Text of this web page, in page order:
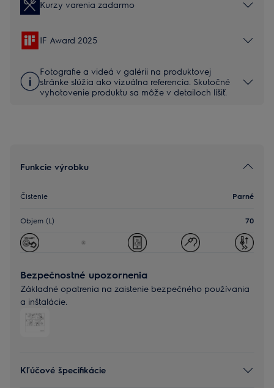
Kurzy varenia zadarmo
IF Award 2025
Fotografie a videá v galérii na produktovej
stránke slúžia ako vizuálna referencia. Skutočné
vyhotovenie produktu sa môže v detailoch líšiť.
Funkcie výrobku
Čistenie Parné
Objem (L) 70
Bezpečnostné upozornenia
Základné opatrenia na zaistenie bezpečného používania
a inštalácie.
Kľúčové špecifikácie